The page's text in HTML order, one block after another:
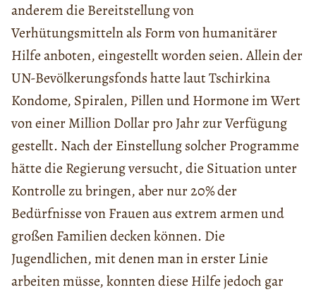
anderem die Bereitstellung von
Verhütungsmitteln als Form von humanitärer
Hilfe anboten, eingestellt worden seien. Allein der
UN-Bevölkerungsfonds hatte laut Tschirkina
Kondome, Spiralen, Pillen und Hormone im Wert
von einer Million Dollar pro Jahr zur Verfügung
gestellt. Nach der Einstellung solcher Programme
hätte die Regierung versucht, die Situation unter
Kontrolle zu bringen, aber nur 20% der
Bedürfnisse von Frauen aus extrem armen und
großen Familien decken können. Die
Jugendlichen, mit denen man in erster Linie
arbeiten müsse, konnten diese Hilfe jedoch gar